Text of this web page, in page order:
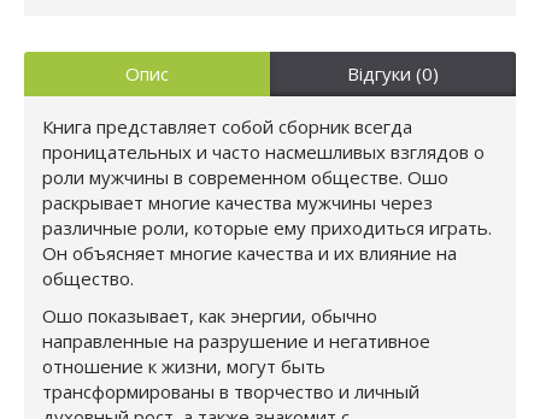
Опис Відгуки (0)
Книга представляет собой сборник всегда
проницательных и часто насмешливых взглядов о
роли мужчины в современном обществе. Ошо
раскрывает многие качества мужчины через
различные роли, которые ему приходиться играть.
Он объясняет многие качества и их влияние на
общество.
Ошо показывает, как энергии, обычно
направленные на разрушение и негативное
отношение к жизни, могут быть
трансформированы в творчество и личный